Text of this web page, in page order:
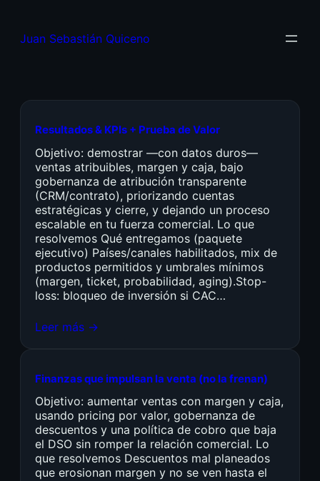
Juan Sebastián Quiceno
Resultados & KPIs + Prueba de Valor
Objetivo: demostrar —con datos duros—
ventas atribuibles, margen y caja, bajo
gobernanza de atribución transparente
(CRM/contrato), priorizando cuentas
estratégicas y cierre, y dejando un proceso
escalable en tu fuerza comercial. Lo que
resolvemos Qué entregamos (paquete
ejecutivo) Países/canales habilitados, mix de
productos permitidos y umbrales mínimos
(margen, ticket, probabilidad, aging).Stop-
loss: bloqueo de inversión si CAC…
Leer más →
Finanzas que impulsan la venta (no la frenan)
Objetivo: aumentar ventas con margen y caja,
usando pricing por valor, gobernanza de
descuentos y una política de cobro que baja
el DSO sin romper la relación comercial. Lo
que resolvemos Descuentos mal planeados
que erosionan margen y no se ven hasta el